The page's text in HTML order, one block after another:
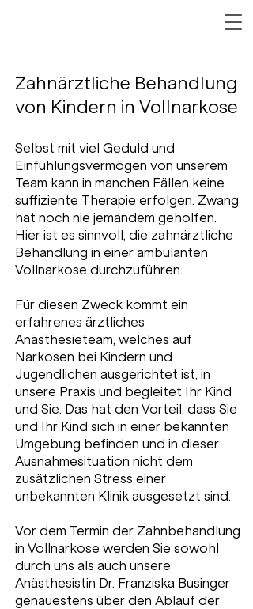
Zahnärztliche Behandlung
von Kindern in Vollnarkose
Selbst mit viel Geduld und
Einfühlungsvermögen von unserem
Team kann in manchen Fällen keine
suffiziente Therapie erfolgen. Zwang
hat noch nie jemandem geholfen.
Hier ist es sinnvoll, die zahnärztliche
Behandlung in einer ambulanten
Vollnarkose durchzuführen.
Für diesen Zweck kommt ein
erfahrenes ärztliches
Anästhesieteam, welches auf
Narkosen bei Kindern und
Jugendlichen ausgerichtet ist, in
unsere Praxis und begleitet Ihr Kind
und Sie. Das hat den Vorteil, dass Sie
und Ihr Kind sich in einer bekannten
Umgebung befinden und in dieser
Ausnahmesituation nicht dem
zusätzlichen Stress einer
unbekannten Klinik ausgesetzt sind.
Vor dem Termin der Zahnbehandlung
in Vollnarkose werden Sie sowohl
durch uns als auch unsere
Anästhesistin Dr. Franziska Businger
genauestens über den Ablauf der